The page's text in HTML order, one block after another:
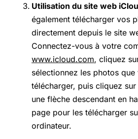
Utilisation du site web
également télécharger vos
directement depuis le site
Connectez-vous à votre
www.icloud.com, cliquez
sélectionnez les photos que
télécharger, puis cliquez
une flèche descendant en
page pour les télécharger
ordinateur.